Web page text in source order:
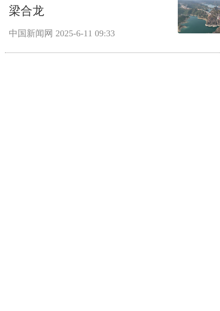
梁合龙
中国新闻网 2025-6-11 09:33